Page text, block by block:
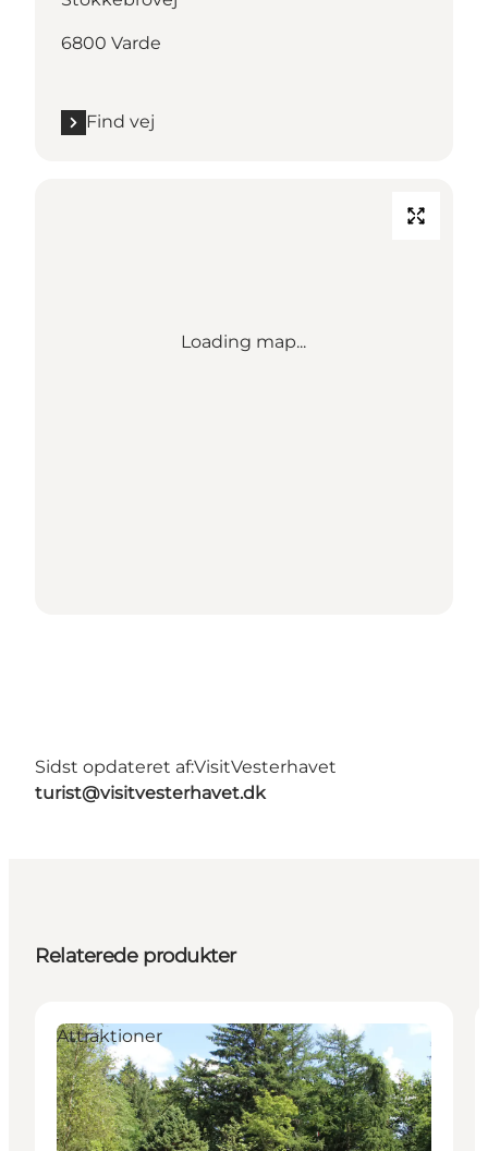
6800 Varde
Find vej
Loading map...
Sidst opdateret af:VisitVesterhavet
turist@visitvesterhavet.dk
Relaterede produkter
Attraktioner